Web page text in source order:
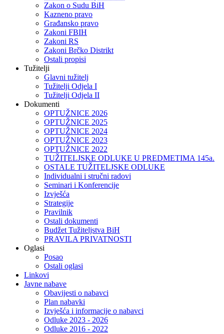
Zakon o Sudu BiH
Kazneno pravo
Građansko pravo
Zakoni FBIH
Zakoni RS
Zakoni Brčko Distrikt
Ostali propisi
Tužitelji
Glavni tužitelj
Tužitelji Odjela I
Tužitelji Odjela II
Dokumenti
OPTUŽNICE 2026
OPTUŽNICE 2025
OPTUŽNICE 2024
OPTUŽNICE 2023
OPTUŽNICE 2022
TUŽITELJSKE ODLUKE U PREDMETIMA 145a.
OSTALE TUŽITELJSKE ODLUKE
Individualni i stručni radovi
Seminari i Konferencije
Izvješća
Strategije
Pravilnik
Ostali dokumenti
Budžet Tužiteljstva BiH
PRAVILA PRIVATNOSTI
Oglasi
Posao
Ostali oglasi
Linkovi
Javne nabave
Obavijesti o nabavci
Plan nabavki
Izvješća i informacije o nabavci
Odluke 2023 - 2026
Odluke 2016 - 2022